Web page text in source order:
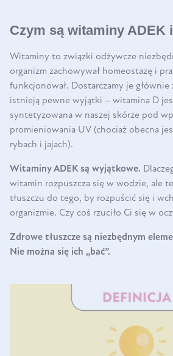
Czym są witaminy ADEK
Witaminy to związki odżywcze
organizm zachowywał homeostazę i
funkcjonował. Dostarczamy je głównie
istnieją pewne wyjątki – witamina D
syntetyzowana w naszej skórze pod
promieniowania UV (chociaż obecna
rybach i jajach).
Witaminy ADEK są wyjątkowe.
witamin rozpuszcza się w wodzie, ale
tłuszczu do tego, by rozpuścić się i
organizmie. Czy coś rzuciło Ci się w
Zdrowe tłuszcze są niezbędnym
Nie można się ich „bać”.